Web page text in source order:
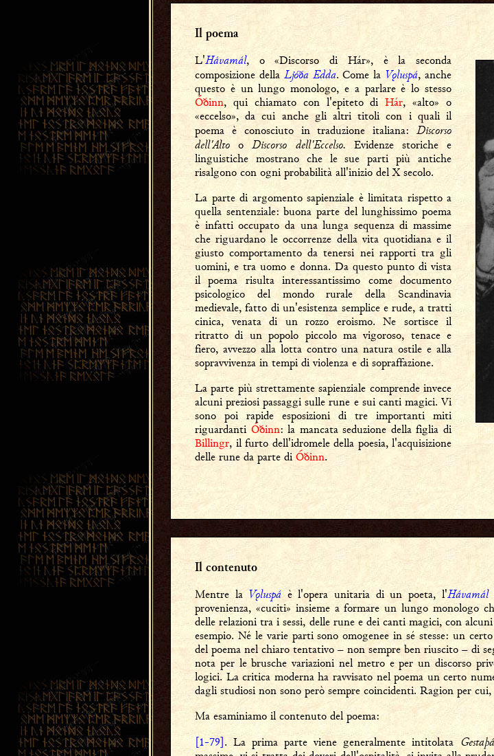
Il poema
L'Hávamál, o «Discorso di Hár», è la seconda
composizione della Ljóða Edda. Come la Vǫluspá, anche
questo è un lungo monologo, e a parlare è lo stesso
Óðinn, qui chiamato con l'epiteto diHár, «alto» o
«eccelso», da cui anche gli altri titoli con i quali il
poema è conosciuto in traduzione italiana: Discorso
dell'Alto oDiscorso dell'Eccelso. Evidenze storiche e
linguistiche mostrano che le sue parti più antiche
risalgono con ogni probabilità all'inizio del X secolo.
La parte di argomento sapienziale è limitata rispetto a
quella sentenziale: buona parte del lunghissimo poema
è infatti occupato da una lunga sequenza di massime
che riguardano le occorrenze della vita quotidiana e il
giusto comportamento da tenersi nei rapporti tra gli
uomini, e tra uomo e donna. Da questo punto di vista
il poema risulta interessantissimo come documento
psicologico del mondo rurale della Scandinavia
medievale, fatto di un'esistenza semplice e rude, a tratti
cinica, venata di un rozzo eroismo. Ne sortisce il
ritratto di un popolo piccolo ma vigoroso, tenace e
fiero, avvezzo alla lotta contro una natura ostile e alla
sopravvivenza in tempi di violenza e di sopraffazione.
La parte più strettamente sapienziale comprende invece
alcuni preziosi passaggi sulle rune e sui canti magici. Vi
sono poi rapide esposizioni di tre importanti miti
riguardanti Óðinn: la mancata seduzione della figlia di
Billingr, il furto dell'idromele della poesia, l'acquisizione
delle rune da parte di Óðinn.
Il contenuto
Mentre la Vǫluspáè l'opera unitaria di un poeta, l'Hávamál
provenienza, «cuciti» insieme a formare un lungo monologo
delle relazioni tra i sessi, delle rune e dei canti magici, con
esempio. Né le varie parti sono omogenee in sé stesse: un
del poema nel chiaro tentativo – non sempre ben riuscito – di
nota per le brusche variazioni nel metro e per un discorso
logici. La critica moderna ha ravvisato nel poema un certo
dagli studiosi non sono però sempre coincidenti. Ragion per
Ma esaminiamo il contenuto del poema:
[1-79]. La prima parte viene generalmente intitolata